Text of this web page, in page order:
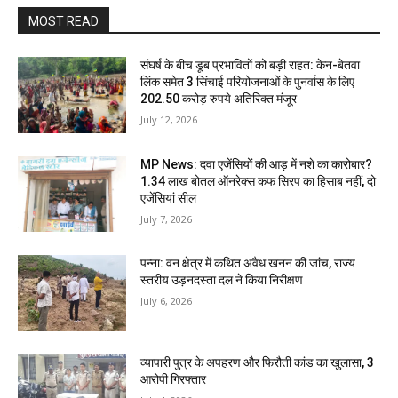
MOST READ
संघर्ष के बीच डूब प्रभावितों को बड़ी राहत: केन-बेतवा
लिंक समेत 3 सिंचाई परियोजनाओं के पुनर्वास के लिए
202.50 करोड़ रुपये अतिरिक्त मंजूर
July 12, 2026
MP News: दवा एजेंसियों की आड़ में नशे का कारोबार?
1.34 लाख बोतल ऑनरेक्स कफ सिरप का हिसाब नहीं, दो
एजेंसियां सील
July 7, 2026
पन्ना: वन क्षेत्र में कथित अवैध खनन की जांच, राज्य
स्तरीय उड़नदस्ता दल ने किया निरीक्षण
July 6, 2026
व्यापारी पुत्र के अपहरण और फिरौती कांड का खुलासा, 3
आरोपी गिरफ्तार